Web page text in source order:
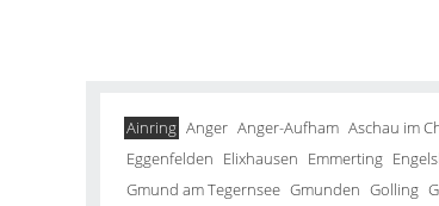
Ainring Anger Anger-Aufham Aschau im
Eggenfelden Elixhausen Emmerting
Gmund am Tegernsee Gmunden Golling